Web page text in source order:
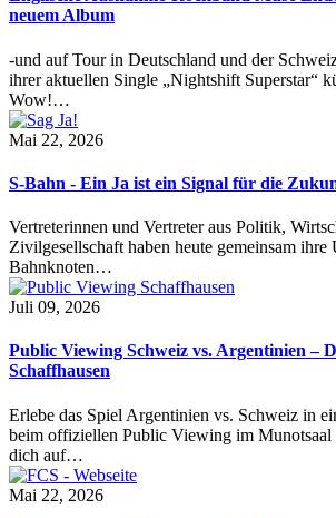
neuem Album
-und auf Tour in Deutschland und der
ihrer aktuellen Single „Nightshift Superstar“
Wow!…
Mai 22, 2026
S-Bahn - Ein Ja ist ein Signal für die
Vertreterinnen und Vertreter aus Politik,
Zivilgesellschaft haben heute gemeinsam ihre
Bahnknoten…
Juli 09, 2026
Public Viewing Schweiz vs. Argentinien –
Schaffhausen
Erlebe das Spiel Argentinien vs. Schweiz in
beim offiziellen Public Viewing im Munotsaal
dich auf…
Mai 22, 2026